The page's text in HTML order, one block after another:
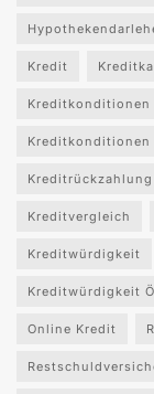
Kredit
Kreditkonditionen
Kreditkonditionen
Kreditrückzahlung
Kreditvergleich
Kreditwürdigkeit
Kreditwürdigkeit
Online Kredit